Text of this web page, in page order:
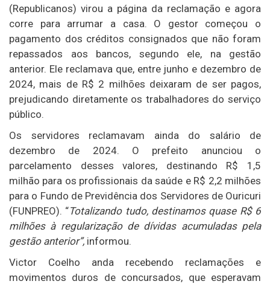
(Republicanos) virou a página da reclamação e agora
corre para arrumar a casa. O gestor começou o
pagamento dos créditos consignados que não foram
repassados aos bancos, segundo ele, na gestão
anterior. Ele reclamava que, entre junho e dezembro de
2024, mais de R$ 2 milhões deixaram de ser pagos,
prejudicando diretamente os trabalhadores do serviço
público.
Os servidores reclamavam ainda do salário de
dezembro de 2024. O prefeito anunciou o
parcelamento desses valores, destinando R$ 1,5
milhão para os profissionais da saúde e R$ 2,2 milhões
para o Fundo de Previdência dos Servidores de Ouricuri
(FUNPREO). “Totalizando tudo, destinamos quase R$ 6
milhões à regularização de dívidas acumuladas pela
gestão anterior”, informou.
Victor Coelho anda recebendo reclamações e
movimentos duros de concursados, que esperavam